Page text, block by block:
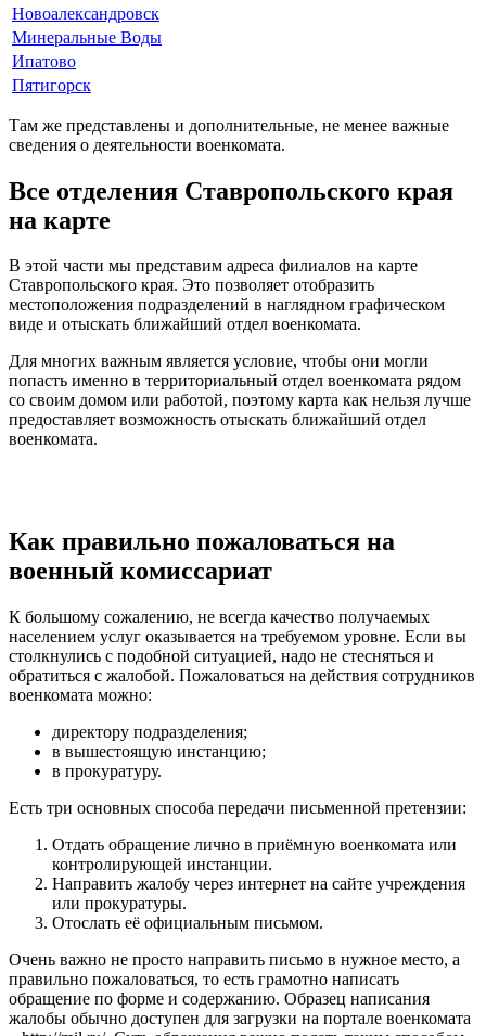
Новоалександровск
Минеральные Воды
Ипатово
Пятигорск
Там же представлены и дополнительные, не менее важные
сведения о деятельности военкомата.
Все отделения Ставропольского края
на карте
В этой части мы представим адреса филиалов на карте
Ставропольского края. Это позволяет отобразить
местоположения подразделений в наглядном графическом
виде и отыскать ближайший отдел военкомата.
Для многих важным является условие, чтобы они могли
попасть именно в территориальный отдел военкомата рядом
со своим домом или работой, поэтому карта как нельзя лучше
предоставляет возможность отыскать ближайший отдел
военкомата.
Как правильно пожаловаться на
военный комиссариат
К большому сожалению, не всегда качество получаемых
населением услуг оказывается на требуемом уровне. Если вы
столкнулись с подобной ситуацией, надо не стесняться и
обратиться с жалобой. Пожаловаться на действия сотрудников
военкомата можно:
директору подразделения;
в вышестоящую инстанцию;
в прокуратуру.
Есть три основных способа передачи письменной претензии:
Отдать обращение лично в приёмную военкомата или
контролирующей инстанции.
Направить жалобу через интернет на сайте учреждения
или прокуратуры.
Отослать её официальным письмом.
Очень важно не просто направить письмо в нужное место, а
правильно пожаловаться, то есть грамотно написать
обращение по форме и содержанию. Образец написания
жалобы обычно доступен для загрузки на портале военкомата